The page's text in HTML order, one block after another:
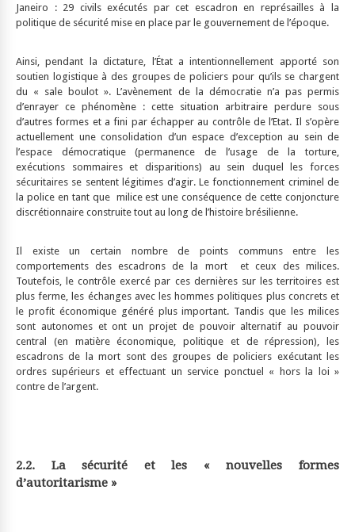
Janeiro : 29 civils exécutés par cet escadron en représailles à la
politique de sécurité mise en place par le gouvernement de l’époque.
Ainsi, pendant la dictature, l’État a intentionnellement apporté son
soutien logistique à des groupes de policiers pour qu’ils se chargent
du « sale boulot ». L’avènement de la démocratie n’a pas permis
d’enrayer ce phénomène : cette situation arbitraire perdure sous
d’autres formes et a fini par échapper au contrôle de l’Etat. Il s’opère
actuellement une consolidation d’un espace d’exception au sein de
l’espace démocratique (permanence de l’usage de la torture,
exécutions sommaires et disparitions) au sein duquel les forces
sécuritaires se sentent légitimes d’agir. Le fonctionnement criminel de
la police en tant que milice est une conséquence de cette conjoncture
discrétionnaire construite tout au long de l’histoire brésilienne.
Il existe un certain nombre de points communs entre les
comportements des escadrons de la mort et ceux des milices.
Toutefois, le contrôle exercé par ces dernières sur les territoires est
plus ferme, les échanges avec les hommes politiques plus concrets et
le profit économique généré plus important. Tandis que les milices
sont autonomes et ont un projet de pouvoir alternatif au pouvoir
central (en matière économique, politique et de répression), les
escadrons de la mort sont des groupes de policiers exécutant les
ordres supérieurs et effectuant un service ponctuel « hors la loi »
contre de l’argent.
2.2. La sécurité et les « nouvelles formes
d’autoritarisme »